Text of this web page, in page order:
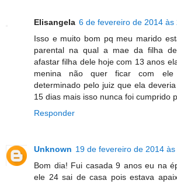
Elisangela 6 de fevereiro de 2014 às
Isso e muito bom pq meu marido
parental na qual a mae da filha
afastar filha dele hoje com 13 anos
menina não quer ficar com
determinado pelo juiz que ela
15 dias mais isso nunca foi cumprido
Responder
Unknown 19 de fevereiro de 2014
Bom dia! Fui casada 9 anos eu na
ele 24 sai de casa pois estava